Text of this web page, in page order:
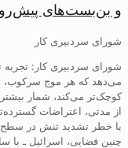
و بن‌بست‌های
شورای سردبیری کار
شورای سردبیری کار:
می‌دهد که هر موج سرکوب،
کوچک‌تر می‌کند، شمار
از مدتی، اعتراضات
با خطر تشدید تنش در سطح
چنین فضایی، اسرائیل ـ با